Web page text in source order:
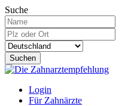
Suche
Suchen
Login
Für Zahnärzte